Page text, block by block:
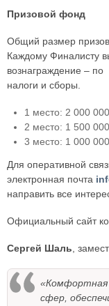
Призовой фонд
Общий размер
Каждому Финалисту
вознаграждение – по
налоги и сборы.
1 место: 2 000
2 место: 1 500
3 место: 1 000
Для оперативной
электронная почта
направить все
Официальный сайт
Сергей Шаль,
«Комфортная
сфер,